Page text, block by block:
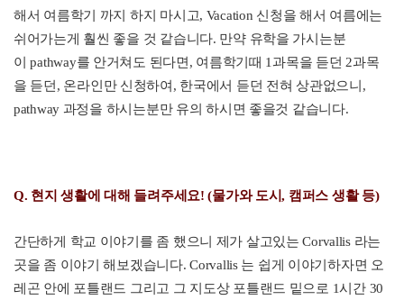
해서 여름학기 까지 하지 마시고, Vacation 신청을 해서 여름에는
쉬어가는게 훨씬 좋을 것 같습니다. 만약 유학을 가시는분
이 pathway를 안거쳐도 된다면 , 여름학기때 1과목을 듣던 2과목
을 듣던 , 온라인만 신청하여 , 한국에서 듣던 전혀 상관없으니 ,
pathway 과정을 하시는분만 유의 하시면 좋을것 같습니다.
Q. 현 지 생활에 대해 들려주세요! (물가와 도시, 캠퍼스 생활 등)
간단하게 학교 이야기를 좀 했으니 제가 살고있는 Corvallis 라는
곳을 좀 이야기 해보겠습니다. Corvallis 는 쉽게 이야기하자면 오
레곤 안에 포틀랜드 그리고 그 지도상 포틀랜드 밑으로 1시간30